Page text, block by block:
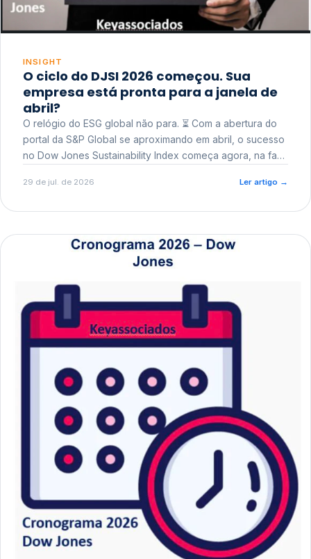
INSIGHT
O ciclo do DJSI 2026 começou. Sua
empresa está pronta para a janela de
abril?
O relógio do ESG global não para. ⏳ Com a abertura do
portal da S&P Global se aproximando em abril, o sucesso
no Dow Jones Sustainability Index começa agora, na fase
29 de jul. de 2026 Ler artigo →